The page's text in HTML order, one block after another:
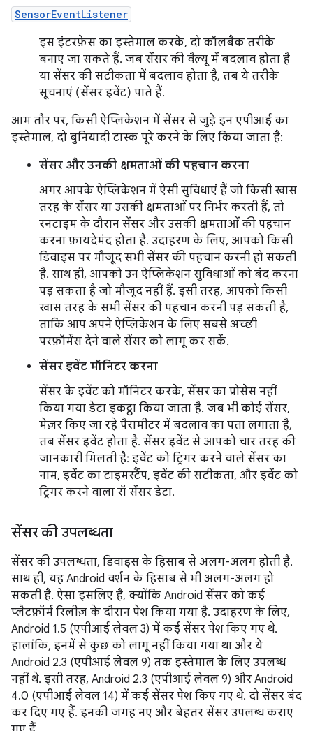
SensorEventListener
इस इंटरफ़ेस का इस्तेमाल करके, दो कॉलबैक तरीके
बनाए जा सकते हैं. जब सेंसर की वैल्यू में बदलाव होता है
या सेंसर की सटीकता में बदलाव होता है, तब ये तरीके
सूचनाएं (सेंसर इवेंट) पाते हैं.
आम तौर पर, किसी ऐप्लिकेशन में सेंसर से जुड़े इन एपीआई का
इस्तेमाल, दो बुनियादी टास्क पूरे करने के लिए किया जाता है:
सेंसर और उनकी क्षमताओं की पहचान करना
अगर आपके ऐप्लिकेशन में ऐसी सुविधाएं हैं जो किसी खास
तरह के सेंसर या उसकी क्षमताओं पर निर्भर करती हैं, तो
रनटाइम के दौरान सेंसर और उसकी क्षमताओं की पहचान
करना फ़ायदेमंद होता है. उदाहरण के लिए, आपको किसी
डिवाइस पर मौजूद सभी सेंसर की पहचान करनी हो सकती
है. साथ ही, आपको उन ऐप्लिकेशन सुविधाओं को बंद करना
पड़ सकता है जो मौजूद नहीं हैं. इसी तरह, आपको किसी
खास तरह के सभी सेंसर की पहचान करनी पड़ सकती है,
ताकि आप अपने ऐप्लिकेशन के लिए सबसे अच्छी
परफ़ॉर्मेंस देने वाले सेंसर को लागू कर सकें.
सेंसर इवेंट मॉनिटर करना
सेंसर के इवेंट को मॉनिटर करके, सेंसर का प्रोसेस नहीं
किया गया डेटा इकट्ठा किया जाता है. जब भी कोई सेंसर,
मेज़र किए जा रहे पैरामीटर में बदलाव का पता लगाता है,
तब सेंसर इवेंट होता है. सेंसर इवेंट से आपको चार तरह की
जानकारी मिलती है: इवेंट को ट्रिगर करने वाले सेंसर का
नाम, इवेंट का टाइमस्टैंप, इवेंट की सटीकता, और इवेंट को
ट्रिगर करने वाला रॉ सेंसर डेटा.
सेंसर की उपलब्धता
सेंसर की उपलब्धता, डिवाइस के हिसाब से अलग-अलग होती है.
साथ ही, यह Android वर्शन के हिसाब से भी अलग-अलग हो
सकती है. ऐसा इसलिए है, क्योंकि Android सेंसर को कई
प्लैटफ़ॉर्म रिलीज़ के दौरान पेश किया गया है. उदाहरण के लिए,
Android 1.5 (एपीआई लेवल 3) में कई सेंसर पेश किए गए थे.
हालांकि, इनमें से कुछ को लागू नहीं किया गया था और ये
Android 2.3 (एपीआई लेवल 9) तक इस्तेमाल के लिए उपलब्ध
नहीं थे. इसी तरह, Android 2.3 (एपीआई लेवल 9) और Android
4.0 (एपीआई लेवल 14) में कई सेंसर पेश किए गए थे. दो सेंसर बंद
कर दिए गए हैं. इनकी जगह नए और बेहतर सेंसर उपलब्ध कराए